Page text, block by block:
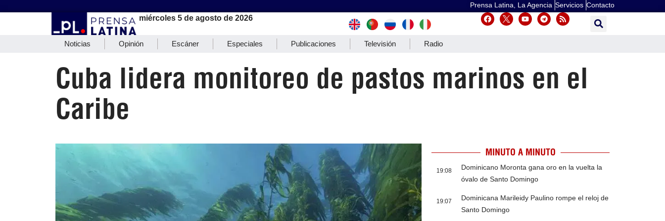
Prensa Latina, La Agencia Servicios Contacto
miércoles 5 de agosto de 2026
Noticias Opinión Escáner Especiales Publicaciones Televisión Radio
Cuba lidera monitoreo de pastos marinos en el
Caribe
MINUTO A MINUTO
19:08
Dominicano Moronta gana oro en la vuelta la
óvalo de Santo Domingo
19:07
Dominicana Marileidy Paulino rompe el reloj de
Santo Domingo